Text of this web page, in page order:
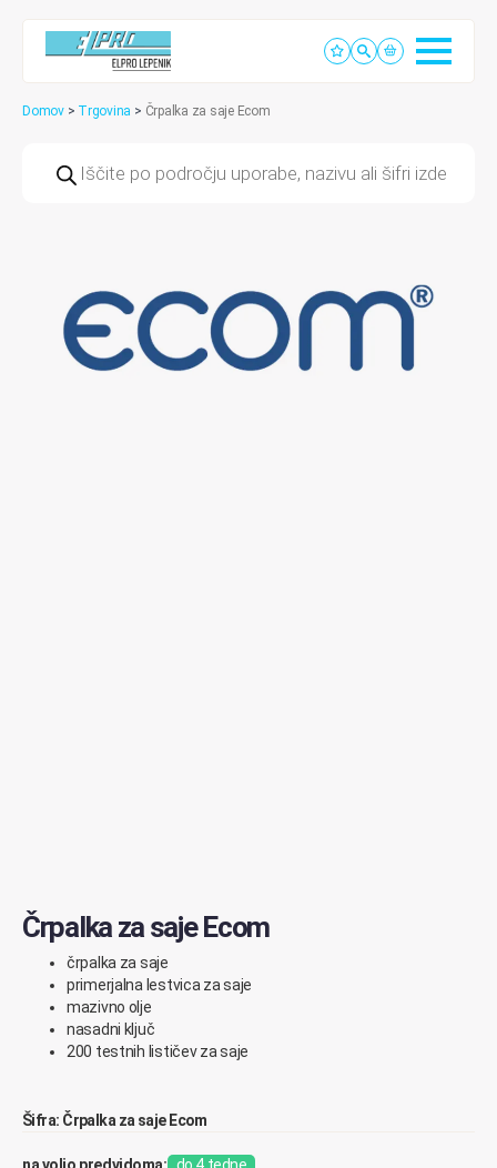
Domov > Trgovina > Črpalka za saje Ecom
search
Črpalka za saje Ecom
črpalka za saje
primerjalna lestvica za saje
mazivno olje
nasadni ključ
200 testnih lističev za saje
Šifra: Črpalka za saje Ecom
na voljo predvidoma: do 4 tedne